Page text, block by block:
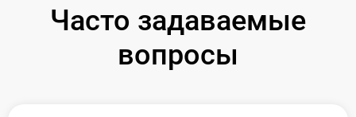
Часто задаваемые
вопросы